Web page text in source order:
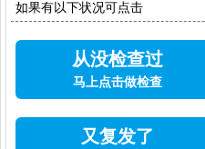
如果有以下状况可点击
从没检查过
马上点击做检查
又复发了